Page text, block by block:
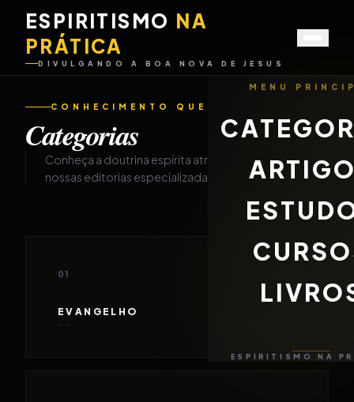
ESPIRITISMO NA
PRÁTICA
DIVULGANDO A BOA NOVA DE JESUS
MENU
ESPIRITISMO NA
CONHECIMENTO QUE DESPERTA
Categorias
Conheça a doutrina espírita através de
nossas editorias especializadas.
01
EVANGELHO